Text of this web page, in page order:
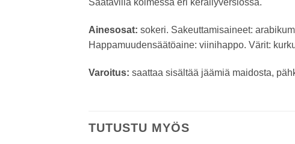
Saatavilla kolmessa eri keräilyversiossa.
Ainesosat: sokeri. Sakeuttamisaineet:
Happamuudensäätöaine: viinihappo. Värit:
Varoitus: saattaa sisältää jäämiä maidosta,
TUTUSTU MYÖS